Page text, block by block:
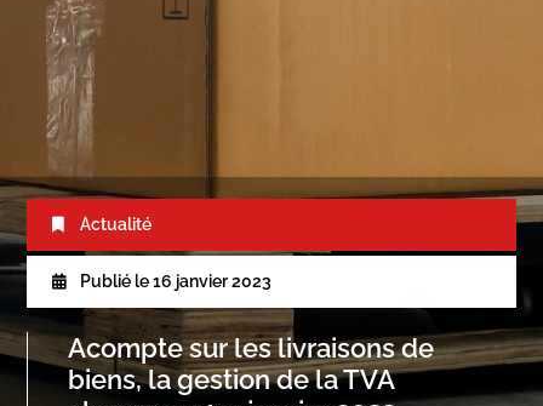
Actualité
Publié le 16 janvier 2023
Acompte sur les livraisons de
biens, la gestion de la TVA